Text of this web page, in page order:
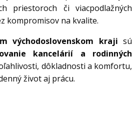
priestoroch či viacpodlažných
kompromisov na kvalite.
východoslovenskom kraji sú
kancelárií a rodinných
dôkladnosti a komfortu,
život aj prácu.